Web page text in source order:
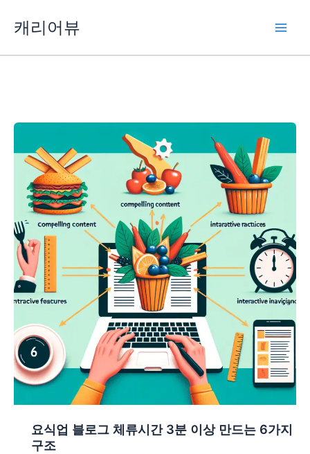
캐리어뷰
요식업 블로그 체류시간 3분 이상 만드는 6가지
구조